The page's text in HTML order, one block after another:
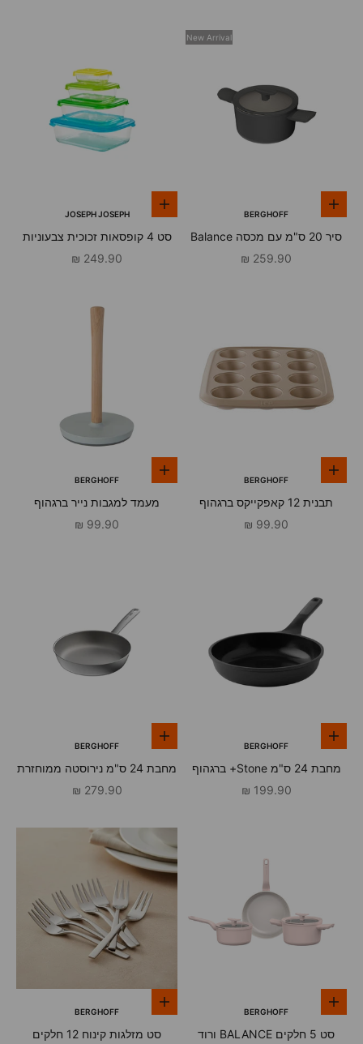
New Arrival
הוספה לסלBERGHOFF
סיר 20 ס"מ עם מכסה Balance
Carbon ברגהוף
מחיר מבצע
259.90 ₪
הוספה לסלJOSEPH JOSEPH
סט 4 קופסאות זכוכית צבעוניות
מחיר מבצע
249.90 ₪
הוספה לסלBERGHOFF
תבנית 12 קאפקייקס ברגהוף
מחיר מבצע
99.90 ₪
הוספה לסלBERGHOFF
מעמד למגבות נייר ברגהוף
מחיר מבצע
99.90 ₪
הוספה לסלBERGHOFF
מחבת 24 ס"מ Stone+ ברגהוף
מחיר מבצע
199.90 ₪
הוספה לסלBERGHOFF
מחבת 24 ס"מ נירוסטה ממוחזרת
Graphite ברגהוף
מחיר מבצע
279.90 ₪
הוספה לסלBERGHOFF
סט 5 חלקים BALANCE ורוד
הוספה לסלBERGHOFF
סט מזלגות קינוח 12 חלקים